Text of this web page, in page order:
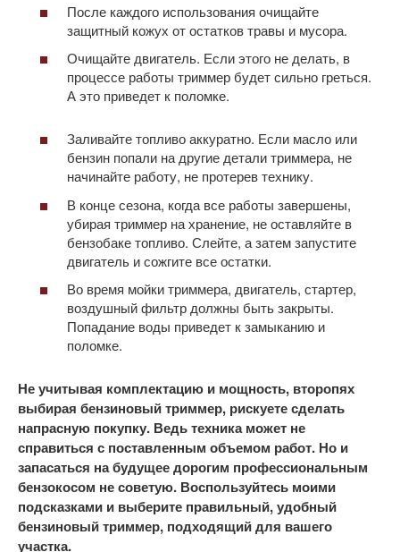
После каждого использования очищайте
защитный кожух от остатков травы и мусора.
Очищайте двигатель. Если этого не делать, в
процессе работы триммер будет сильно греться.
А это приведет к поломке.
Заливайте топливо аккуратно. Если масло или
бензин попали на другие детали триммера, не
начинайте работу, не протерев технику.
В конце сезона, когда все работы завершены,
убирая триммер на хранение, не оставляйте в
бензобаке топливо. Слейте, а затем запустите
двигатель и сожгите все остатки.
Во время мойки триммера, двигатель, стартер,
воздушный фильтр должны быть закрыты.
Попадание воды приведет к замыканию и
поломке.
Не учитывая комплектацию и мощность, второпях
выбирая бензиновый триммер, рискуете сделать
напрасную покупку. Ведь техника может не
справиться с поставленным объемом работ. Но и
запасаться на будущее дорогим профессиональным
бензокосом не советую. Воспользуйтесь моими
подсказками и выберите правильный, удобный
бензиновый триммер, подходящий для вашего
участка.